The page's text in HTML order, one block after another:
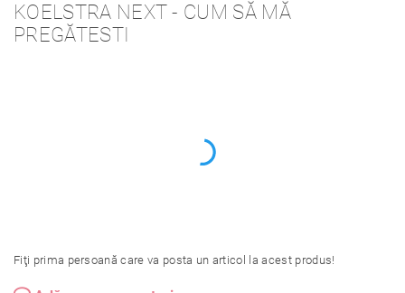
KOELSTRA NEXT - CUM SĂ MĂ
PREGĂTESTI
Fiţi prima persoană care va posta un articol la acest produs!